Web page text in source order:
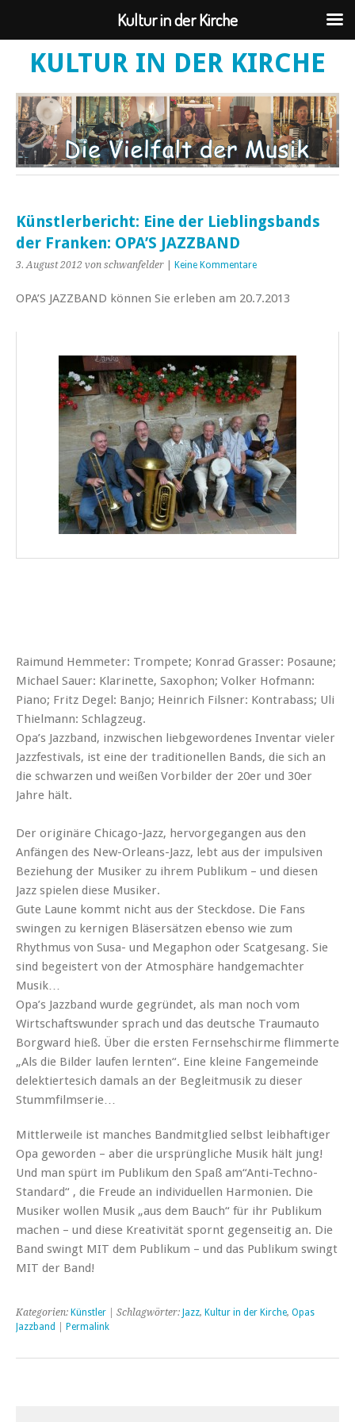
KULTUR IN DER KIRCHE
Künstlerbericht: Eine der Lieblingsbands
der Franken: OPA’S JAZZBAND
3. August 2012 von schwanfelder Keine Kommentare
OPA’S JAZZBAND können Sie erleben am 20.7.2013
Raimund Hemmeter: Trompete; Konrad Grasser: Posaune;
Michael Sauer: Klarinette, Saxophon; Volker Hofmann:
Piano; Fritz Degel: Banjo; Heinrich Filsner: Kontrabass; Uli
Thielmann: Schlagzeug.
Opa’s Jazzband, inzwischen liebgewordenes Inventar vieler
Jazzfestivals, ist eine der traditionellen Bands, die sich an
die schwarzen und weißen Vorbilder der 20er und 30er
Jahre hält.
Der originäre Chicago-Jazz, hervorgegangen aus den
Anfängen des New-Orleans-Jazz, lebt aus der impulsiven
Beziehung der Musiker zu ihrem Publikum – und diesen
Jazz spielen diese Musiker.
Gute Laune kommt nicht aus der Steckdose. Die Fans
swingen zu kernigen Bläsersätzen ebenso wie zum
Rhythmus von Susa- und Megaphon oder Scatgesang. Sie
sind begeistert von der Atmosphäre handgemachter
Musik…
Opa’s Jazzband wurde gegründet, als man noch vom
Wirtschaftswunder sprach und das deutsche Traumauto
Borgward hieß. Über die ersten Fernsehschirme flimmerte
„Als die Bilder laufen lernten“. Eine kleine Fangemeinde
delektiertesich damals an der Begleitmusik zu dieser
Stummfilmserie…
Mittlerweile ist manches Bandmitglied selbst leibhaftiger
Opa geworden – aber die ursprüngliche Musik hält jung!
Und man spürt im Publikum den Spaß am“Anti-Techno-
Standard“ , die Freude an individuellen Harmonien. Die
Musiker wollen Musik „aus dem Bauch“ für ihr Publikum
machen – und diese Kreativität spornt gegenseitig an. Die
Band swingt MIT dem Publikum – und das Publikum swingt
MIT der Band!
Kategorien: Künstler | Schlagwörter: Jazz, Kultur in der Kirche, Opas
Jazzband
Permalink
Kultur in der Kirche